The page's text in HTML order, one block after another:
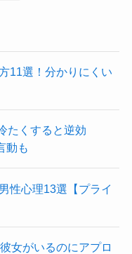
11選！分かりにくい
たくすると逆効
動も
性心理13選【プライ
女がいるのにアプロ